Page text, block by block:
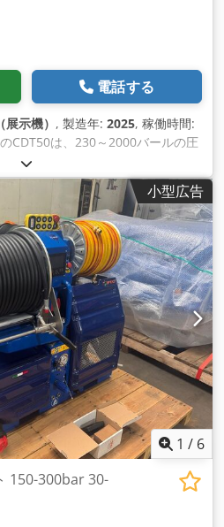
電話する
示機） , 製造年: 2025, 稼働時間:
CDT50は、230～2000バールの圧
量に対応しています。ポンプの駆
タ製ディーゼルエンジンを使用し
フレームには溶融亜鉛メッキ鋼が
腐食性が確保されています。ま
後に塗装することで、非常に美し
ンテナンスの際に は 、フレーム
ます。トレーラー版のCD50に
スリール、リモコンなど、数多く
とができます。似ているようで似
、Kamat、Kärche r
など。 モデルがあります。 ----- モ
230bar 80Lpm CDT50-400 400bar
33Lpm CDT50-700 700bar 25Lpm
CDT50-1250 1250 bar 15 Lpm
Lpm Dodpfx Aehgbkfoqqjkr
一般的な仕様です。 ----- マック
動エンジン：トヨタディーゼル
力：37.3kW 駆動モーター速
ックス。燃料消費量：11.0L/h ラ
法・重量：3050mm x 1700mm x
小型広告
1 / 6
150-300bar 30-